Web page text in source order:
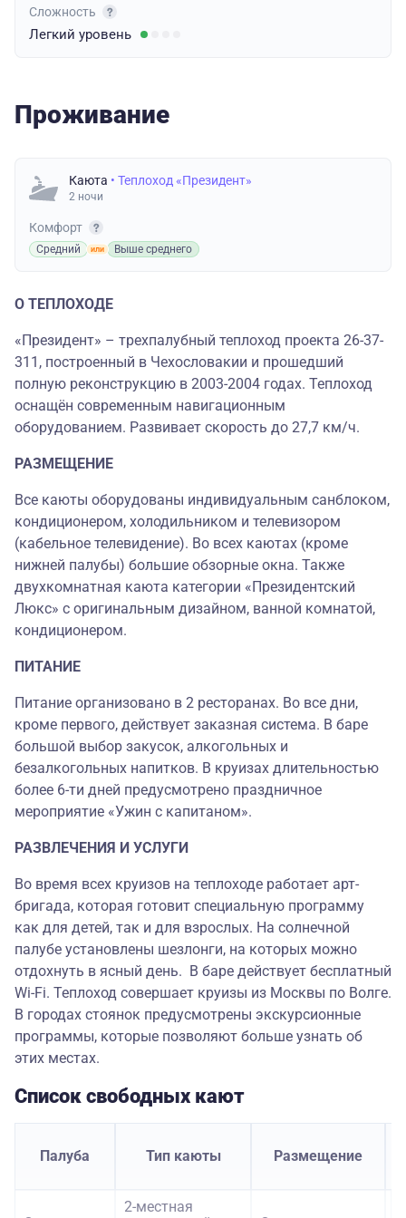
Сложность
Легкий уровень
Проживание
Каюта • Теплоход «Президент»
2 ночи
Комфорт
Средний Выше среднего
О ТЕПЛОХОДЕ
«Президент» – трехпалубный теплоход проекта 26-37-
311, построенный в Чехословакии и прошедший
полную реконструкцию в 2003-2004 годах. Теплоход
оснащён современным навигационным
оборудованием. Развивает скорость до 27,7 км/ч.
РАЗМЕЩЕНИЕ
Все каюты оборудованы индивидуальным санблоком,
кондиционером, холодильником и телевизором
(кабельное телевидение). Во всех каютах (кроме
нижней палубы) большие обзорные окна. Также
двухкомнатная каюта категории «Президентский
Люкс» с оригинальным дизайном, ванной комнатой,
кондиционером.
ПИТАНИЕ
Питание организовано в 2 ресторанах. Во все дни,
кроме первого, действует заказная система. В баре
большой выбор закусок, алкогольных и
безалкогольных напитков. В круизах длительностью
более 6-ти дней предусмотрено праздничное
мероприятие «Ужин с капитаном».
РАЗВЛЕЧЕНИЯ И УСЛУГИ
Во время всех круизов на теплоходе работает арт-
бригада, которая готовит специальную программу
как для детей, так и для взрослых. На солнечной
палубе установлены шезлонги, на которых можно
отдохнуть в ясный день. В баре действует бесплатный
Wi-Fi. Теплоход совершает круизы из Москвы по Волге.
В городах стоянок предусмотрены экскурсионные
программы, которые позволяют больше узнать об
этих местах.
Список свободных кают
Палуба Тип каюты Размещение
2-местная